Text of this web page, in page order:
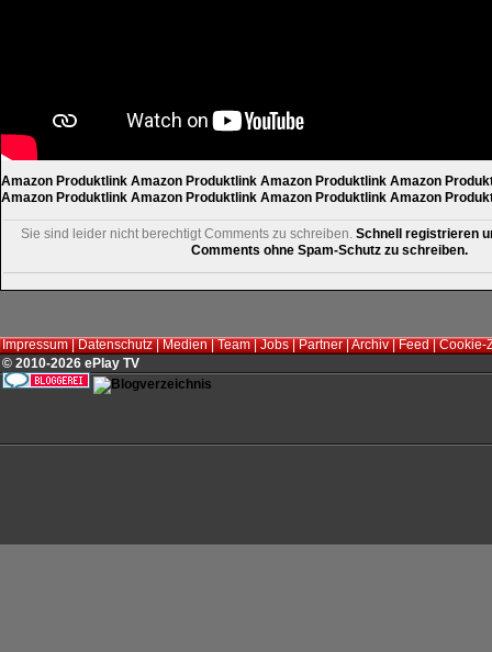
Amazon Produktlink Amazon Produktlink Amazon Produktlink Amazon
Amazon Produktlink Amazon Produktlink Amazon Produktlink Amazon
Sie sind leider nicht berechtigt Comments zu schreiben. Schnell registrieren
Comments ohne Spam-Schutz zu schreiben.
Impressum|Datenschutz|Medien|Team|Jobs|Partner|Archiv|Feed|Cookie-
© 2010-2026 ePlay TV